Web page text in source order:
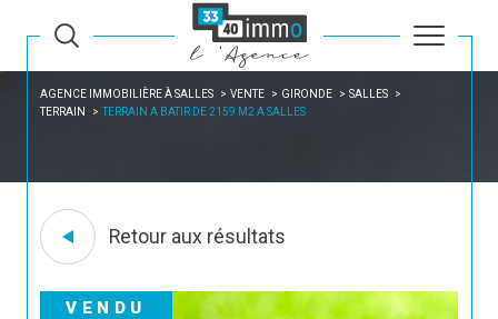
AGENCE IMMOBILIÈRE À SALLES VENTE GIRONDE
SALLES
TERRAIN
TERRAIN A BATIR DE 2159 M2 A SALLES
Retour aux résultats
VENDU